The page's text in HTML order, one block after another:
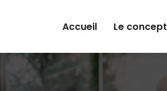
Accueil
Le concept